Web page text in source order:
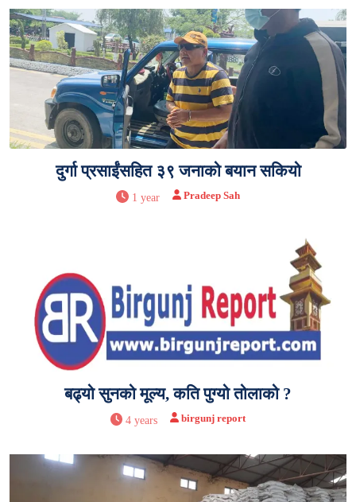
दुर्गा प्रसाईंसहित ३९ जनाको बयान सकियो
1 year Pradeep Sah
बढ्यो सुनको मूल्य, कति पुग्यो तोलाको ?
4 years birgunj report